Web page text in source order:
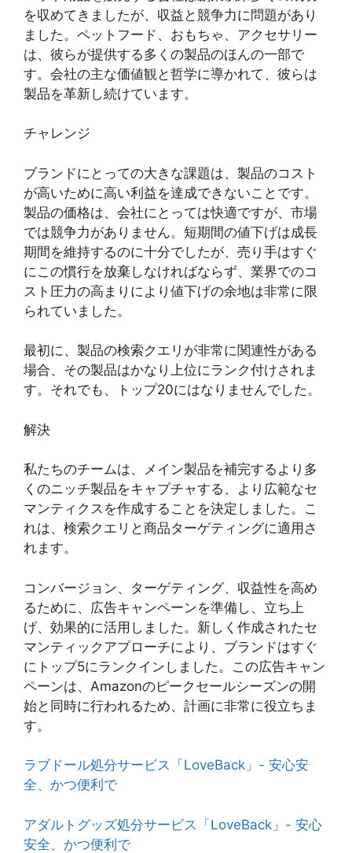
を収めてきましたが、収益と競争力に問題があり
ました。ペットフード、おもちゃ、アクセサリー
は、彼らが提供する多くの製品のほんの一部で
す。会社の主な価値観と哲学に導かれて、彼らは
製品を革新し続けています。
チャレンジ
ブランドにとっての大きな課題は、製品のコスト
が高いために高い利益を達成できないことです。
製品の価格は、会社にとっては快適ですが、市場
では競争力がありません。短期間の値下げは成長
期間を維持するのに十分でしたが、売り手はすぐ
にこの慣行を放棄しなければならず、業界でのコ
スト圧力の高まりにより値下げの余地は非常に限
られていました。
最初に、製品の検索クエリが非常に関連性がある
場合、その製品はかなり上位にランク付けされま
す。それでも、トップ20にはなりませんでした。
解決
私たちのチームは、メイン製品を補完するより多
くのニッチ製品をキャプチャする、より広範なセ
マンティクスを作成することを決定しました。こ
れは、検索クエリと商品ターゲティングに適用さ
れます。
コンバージョン、ターゲティング、収益性を高め
るために、広告キャンペーンを準備し、立ち上
げ、効果的に活用しました。新しく作成されたセ
マンティックアプローチにより、ブランドはすぐ
にトップ5にランクインしました。この広告キャン
ペーンは、Amazonのピークセールシーズンの開
始と同時に行われるため、計画に非常に役立ちま
す。
ラブドール処分サービス「LoveBack」- 安心安
全、かつ便利で
アダルトグッズ処分サービス「LoveBack」- 安心
安全、かつ便利で